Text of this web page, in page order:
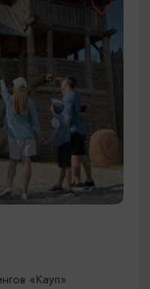
«Кауп»